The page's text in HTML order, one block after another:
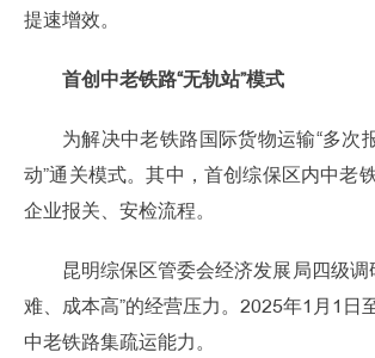
提速增效。
首创中老铁路“无轨站”模式
为解决中老铁路国际货物运输“多
动”通关模式。其中，首创综保区内中老
企业报关、安检流程。
昆明综保区管委会经济发展局四级
难、成本高”的经营压力。2025年1月1
中老铁路集疏运能力。